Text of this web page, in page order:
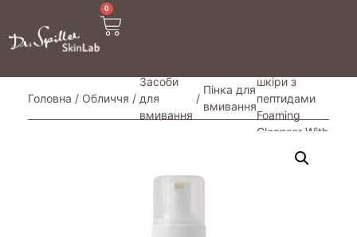
0
Головна / Обличчя /
Засоби
для
вмивання
/
Пінка для
вмивання
шкіри з
пептидами
Foaming
Cleanser With
Amino Acids